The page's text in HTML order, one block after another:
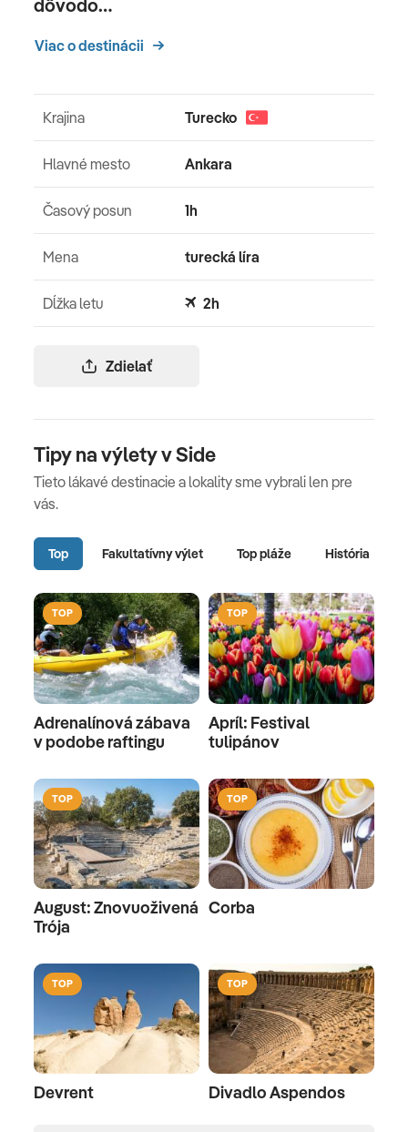
dôvodo…
Viac o destinácii
Zdielať
Krajina Turecko
Hlavné mesto Ankara
Časový posun 1h
Mena turecká líra
Dĺžka letu 2h
Tipy na výlety v Side
Tieto lákavé destinacie a lokality sme vybrali len pre
vás.
Top Fakultatívny výlet Top pláže História
TOP
Adrenalínová zábava
v podobe raftingu
TOP
Apríl: Festival
tulipánov
TOP
August: Znovuoživená
Trója
TOP
Corba
TOP
Devrent
TOP
Divadlo Aspendos